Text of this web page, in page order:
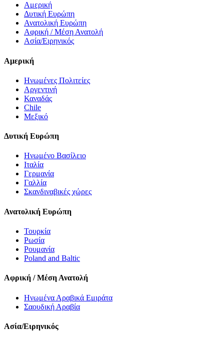
Αμερική
Δυτική Ευρώπη
Ανατολική Ευρώπη
Αφρική / Μέση Ανατολή
Ασία/Ειρηνικός
Αμερική
Ηνωμένες Πολιτείες
Αργεντινή
Καναδάς
Chile
Μεξικό
Δυτική Ευρώπη
Ηνωμένο Βασίλειο
Ιταλία
Γερμανία
Γαλλία
Σκανδιναβικές χώρες
Ανατολική Ευρώπη
Τουρκία
Ρωσία
Ρουμανία
Poland and Baltic
Αφρική / Μέση Ανατολή
Ηνωμένα Αραβικά Εμιράτα
Σαουδική Αραβία
Ασία/Ειρηνικός